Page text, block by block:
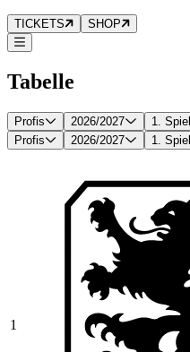
TICKETS SHOP
Tabelle
Profis 2026/2027
1.
Profis
2026/2027 1.
1